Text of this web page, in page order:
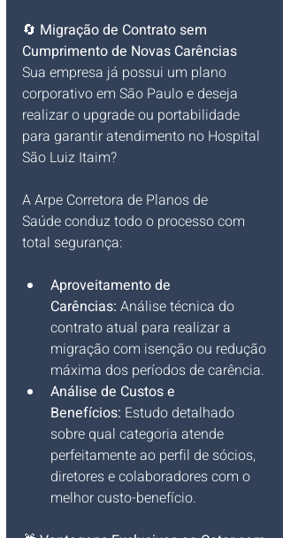
🔄 Migração de Contrato sem
Cumprimento de Novas Carências
Sua empresa já possui um plano
corporativo em São Paulo e deseja
realizar o upgrade ou portabilidade
para garantir atendimento no Hospital
São Luiz Itaim?
A Arpe Corretora de Planos de
Saúde conduz todo o processo com
total segurança:
Aproveitamento de
Carências: Análise técnica do
contrato atual para realizar a
migração com isenção ou redução
máxima dos períodos de carência.
Análise de Custos e
Benefícios: Estudo detalhado
sobre qual categoria atende
perfeitamente ao perfil de sócios,
diretores e colaboradores com o
melhor custo-benefício.